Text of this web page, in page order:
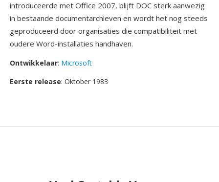
introduceerde met Office 2007, blijft DOC sterk aanwezig
in bestaande documentarchieven en wordt het nog steeds
geproduceerd door organisaties die compatibiliteit met
oudere Word-installaties handhaven.
Ontwikkelaar: Microsoft
Eerste release: Oktober 1983